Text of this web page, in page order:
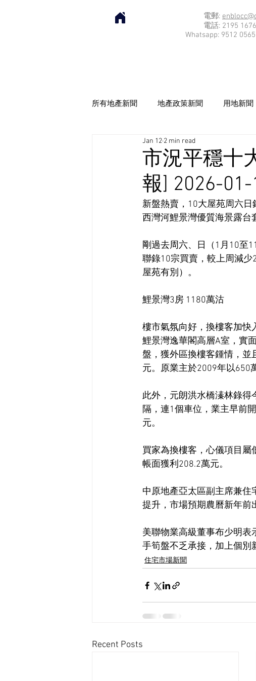
電郵:
電話: 2195 1676
Whatsapp: 9512 0565
所有地產新聞 地產政策新聞 用地新聞
市況平穩十
報] 2026-01-
Jan 12 2 min read
新盤熱賣，10大屋苑周六日
西灣河鯉景灣優質海景露台
剛過去周六、日（1月10至
聯錄10宗買賣，較上周減
屋苑有別）。
鯉景灣3房 1180萬沽
樓市氣氛向好，換樓客加快
鯉景灣逸華閣高層A室，實
盤，獲外區換樓客鍾情，並
元。原業主於2009年以650
此外，元朗洪水橋溱林錄得
隔，連1個車位，業主早前
元。
買家為換樓客，心儀項目屬
帳面獲利208.2萬元。
中原地產亞太區副主席兼住
提升，市場預期農曆新年前
美聯物業高級董事布少明表
手筍盤不乏承接，加上個別
住宅市場新聞
Recent Posts